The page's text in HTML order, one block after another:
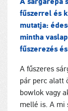
fűszerrel és
mutatja:
mintha
fűszerezés
A fűszeres
pár perc alatt
bowlok vagy
mellé is. A mi